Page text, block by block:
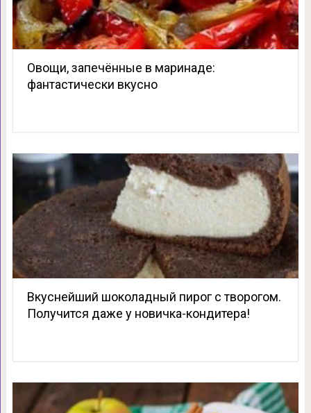
Овощи, запечённые в маринаде:
фантастически вкусно
Вкуснейший шоколадный пирог с творогом.
Получится даже у новичка-кондитера!